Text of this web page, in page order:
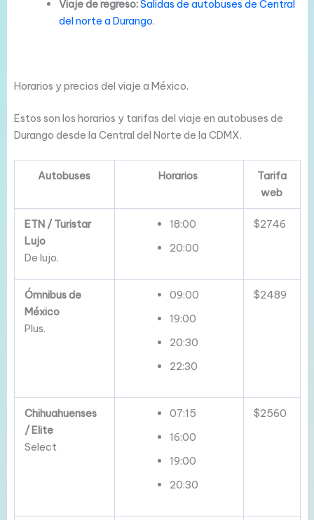
Viaje de regreso:Salidas de autobuses de Central
del norte a Durango.
Horarios y precios del viaje a México.
Estos son los horarios y tarifas del viaje en autobuses de
Durango desde la Central del Norte de la CDMX.
Autobuses Horarios
Tarifa
web
ETN / Turistar
Lujo
De lujo.
18:00
20:00
$2746
Ómnibus de
México
Plus.
09:00
19:00
20:30
22:30
$2489
Chihuahuenses
/ Elite
Select
07:15
16:00
19:00
20:30
$2560